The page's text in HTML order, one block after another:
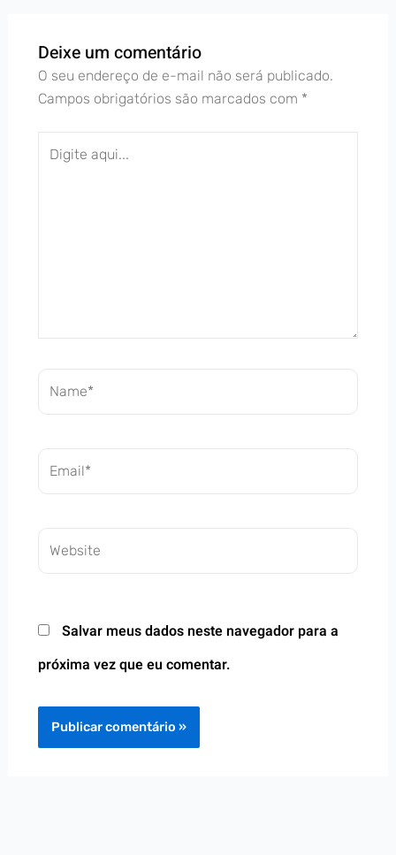
Deixe um comentário
O seu endereço de e-mail não será publicado.
Campos obrigatórios são marcados com *
Digite
Name*
Email*
Website
Salvar meus dados neste navegador para a
próxima vez que eu comentar.